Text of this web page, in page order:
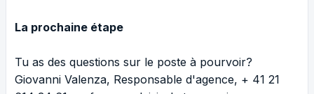
La prochaine étape
Tu as des questions sur le poste à pourvoir?
Giovanni Valenza, Responsable d'agence, + 41 21